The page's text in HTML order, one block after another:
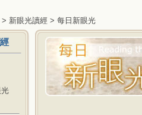
新眼光讀經 > 每日新眼光